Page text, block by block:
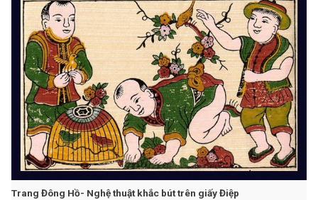
Trang Đông Hồ- Nghệ thuật khắc bút trên giấy Điệp